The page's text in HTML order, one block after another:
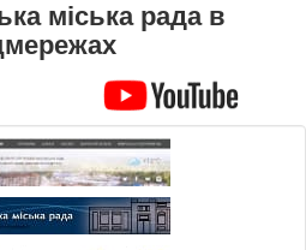
міська рада в